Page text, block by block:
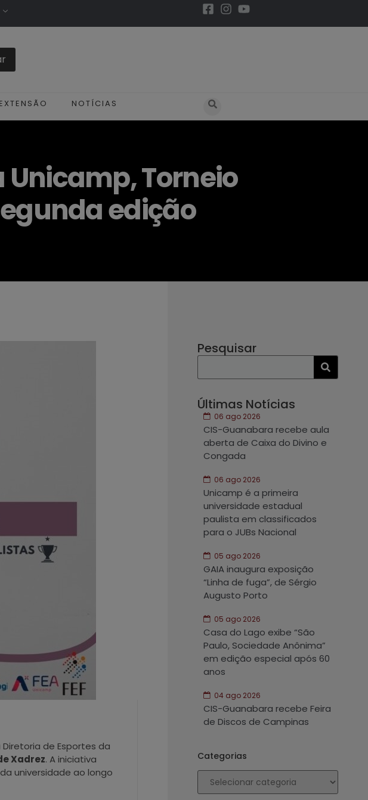
NOTÍCIAS
Torneio
edição
de Esportes da
Xadrez. A iniciativa
universidade ao longo
Pesquisar
Últimas Notícias
06 ago 2026
CIS-Guanabara recebe aula
aberta de Caixa do Divino e
Congada
06 ago 2026
Unicamp é a primeira
universidade estadual
paulista em classificados
para o JUBs Nacional
05 ago 2026
GAIA inaugura exposição
“Linha de fuga”, de Sérgio
Augusto Porto
05 ago 2026
Casa do Lago exibe “São
Paulo, Sociedade Anônima”
em edição especial após 60
anos
04 ago 2026
CIS-Guanabara recebe Feira
de Discos de Campinas
Categorias